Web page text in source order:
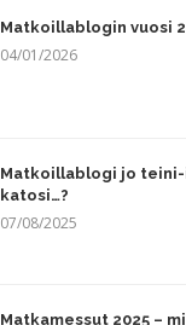
Matkoillablogin vuosi
04/01/2026
Matkoillablogi jo teini-
katosi…?
07/08/2025
Matkamessut 2025 –